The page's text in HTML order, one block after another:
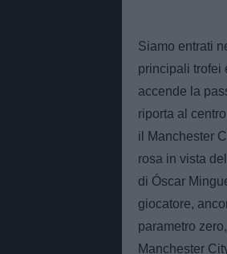
Siamo entrati
principali trofei
accende la
riporta al
il Manchester
rosa in vista
di Óscar
giocatore,
parametro
Manchester